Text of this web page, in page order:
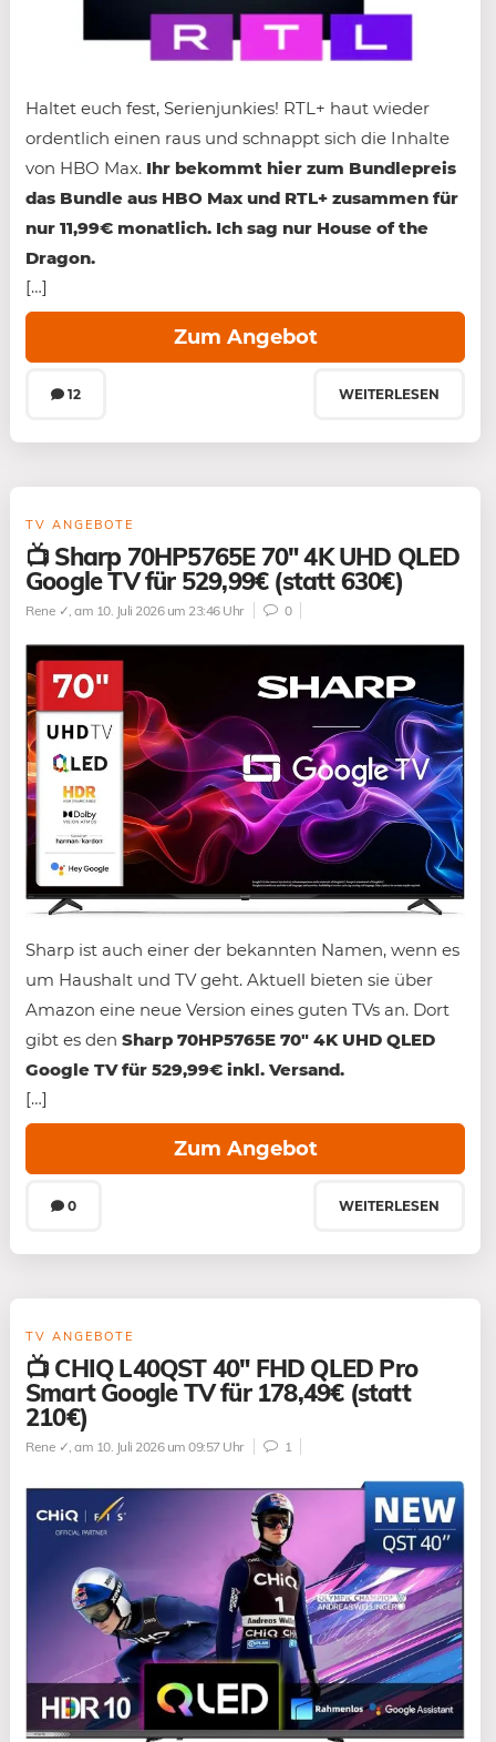
Haltet euch fest, Serienjunkies! RTL+ haut wieder
ordentlich einen raus und schnappt sich die Inhalte
von HBO Max. Ihr bekommt hier zum Bundlepreis
das Bundle aus HBO Max und RTL+ zusammen für
nur 11,99€ monatlich. Ich sag nur House of the
Dragon.
[…]
12
Zum Angebot
WEITERLESEN
TV ANGEBOTE
📺 Sharp 70HP5765E 70″ 4K UHD QLED
Google TV für 529,99€ (statt 630€)
Rene ✓, am 10. Juli 2026 um 23:46 Uhr 0
Sharp ist auch einer der bekannten Namen, wenn es
um Haushalt und TV geht. Aktuell bieten sie über
Amazon eine neue Version eines guten TVs an. Dort
gibt es den Sharp 70HP5765E 70″ 4K UHD QLED
Google TV für 529,99€ inkl. Versand.
[…]
0
Zum Angebot
WEITERLESEN
TV ANGEBOTE
📺 CHIQ L40QST 40″ FHD QLED Pro
Smart Google TV für 178,49€ (statt
210€)
Rene ✓, am 10. Juli 2026 um 09:57 Uhr 1